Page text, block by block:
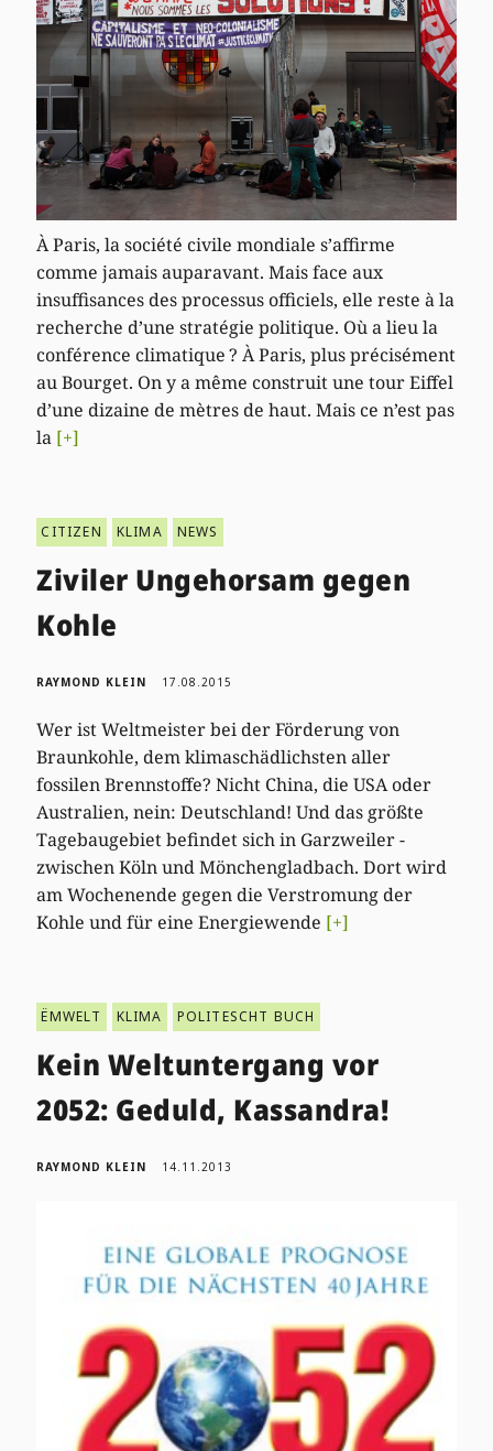
À Paris, la société civile mondiale s’affirme
comme jamais auparavant. Mais face aux
insuffisances des processus officiels, elle reste à la
recherche d’une stratégie politique. Où a lieu la
conférence climatique ? À Paris, plus précisément
au Bourget. On y a même construit une tour Eiffel
d’une dizaine de mètres de haut. Mais ce n’est pas
la [+]
CITIZEN KLIMA NEWS
Ziviler Ungehorsam gegen
Kohle
RAYMOND KLEIN 17.08.2015
Wer ist Weltmeister bei der Förderung von
Braunkohle, dem klimaschädlichsten aller
fossilen Brennstoffe? Nicht China, die USA oder
Australien, nein: Deutschland! Und das größte
Tagebaugebiet befindet sich in Garzweiler -
zwischen Köln und Mönchengladbach. Dort wird
am Wochenende gegen die Verstromung der
Kohle und für eine Energiewende [+]
ËMWELT KLIMA POLITESCHT BUCH
Kein Weltuntergang vor
2052: Geduld, Kassandra!
RAYMOND KLEIN 14.11.2013